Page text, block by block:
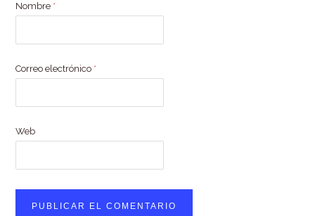
Nombre *
Correo electrónico *
Web